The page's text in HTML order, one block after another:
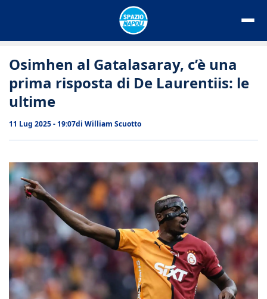
Osimhen al Gatalasaray, c’è una
prima risposta di De Laurentiis: le
ultime
11 Lug 2025 - 19:07di William Scuotto